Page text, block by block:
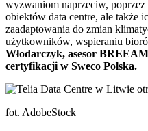
wyzwaniom naprzeciw,
obiektów data centre, ale także
zaadaptowania do zmian
użytkowników, wspieraniu
Włodarczyk, asesor
certyfikacji w Sweco Polska.
fot. AdobeStock